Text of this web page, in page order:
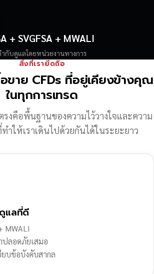
+ SVGFSA + MWALI
กับดูแลโดยหน่วยงานทางการ
สิ่งที่เรายึดถือ
าย CFDs ที่อยู่เคียงข้างคุณ
ในทุกการเทรด
รงคือพื้นฐานของความไว้วางใจและความ
ทำให้เราเดินไปด้วยกันได้ในระยะยาว
ดูแลที่ดี
MWALI
ลอดภัยเสมอ
ยบข้อบังคับสากล